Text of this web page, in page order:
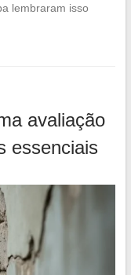
lembraram isso
avaliação
essenciais